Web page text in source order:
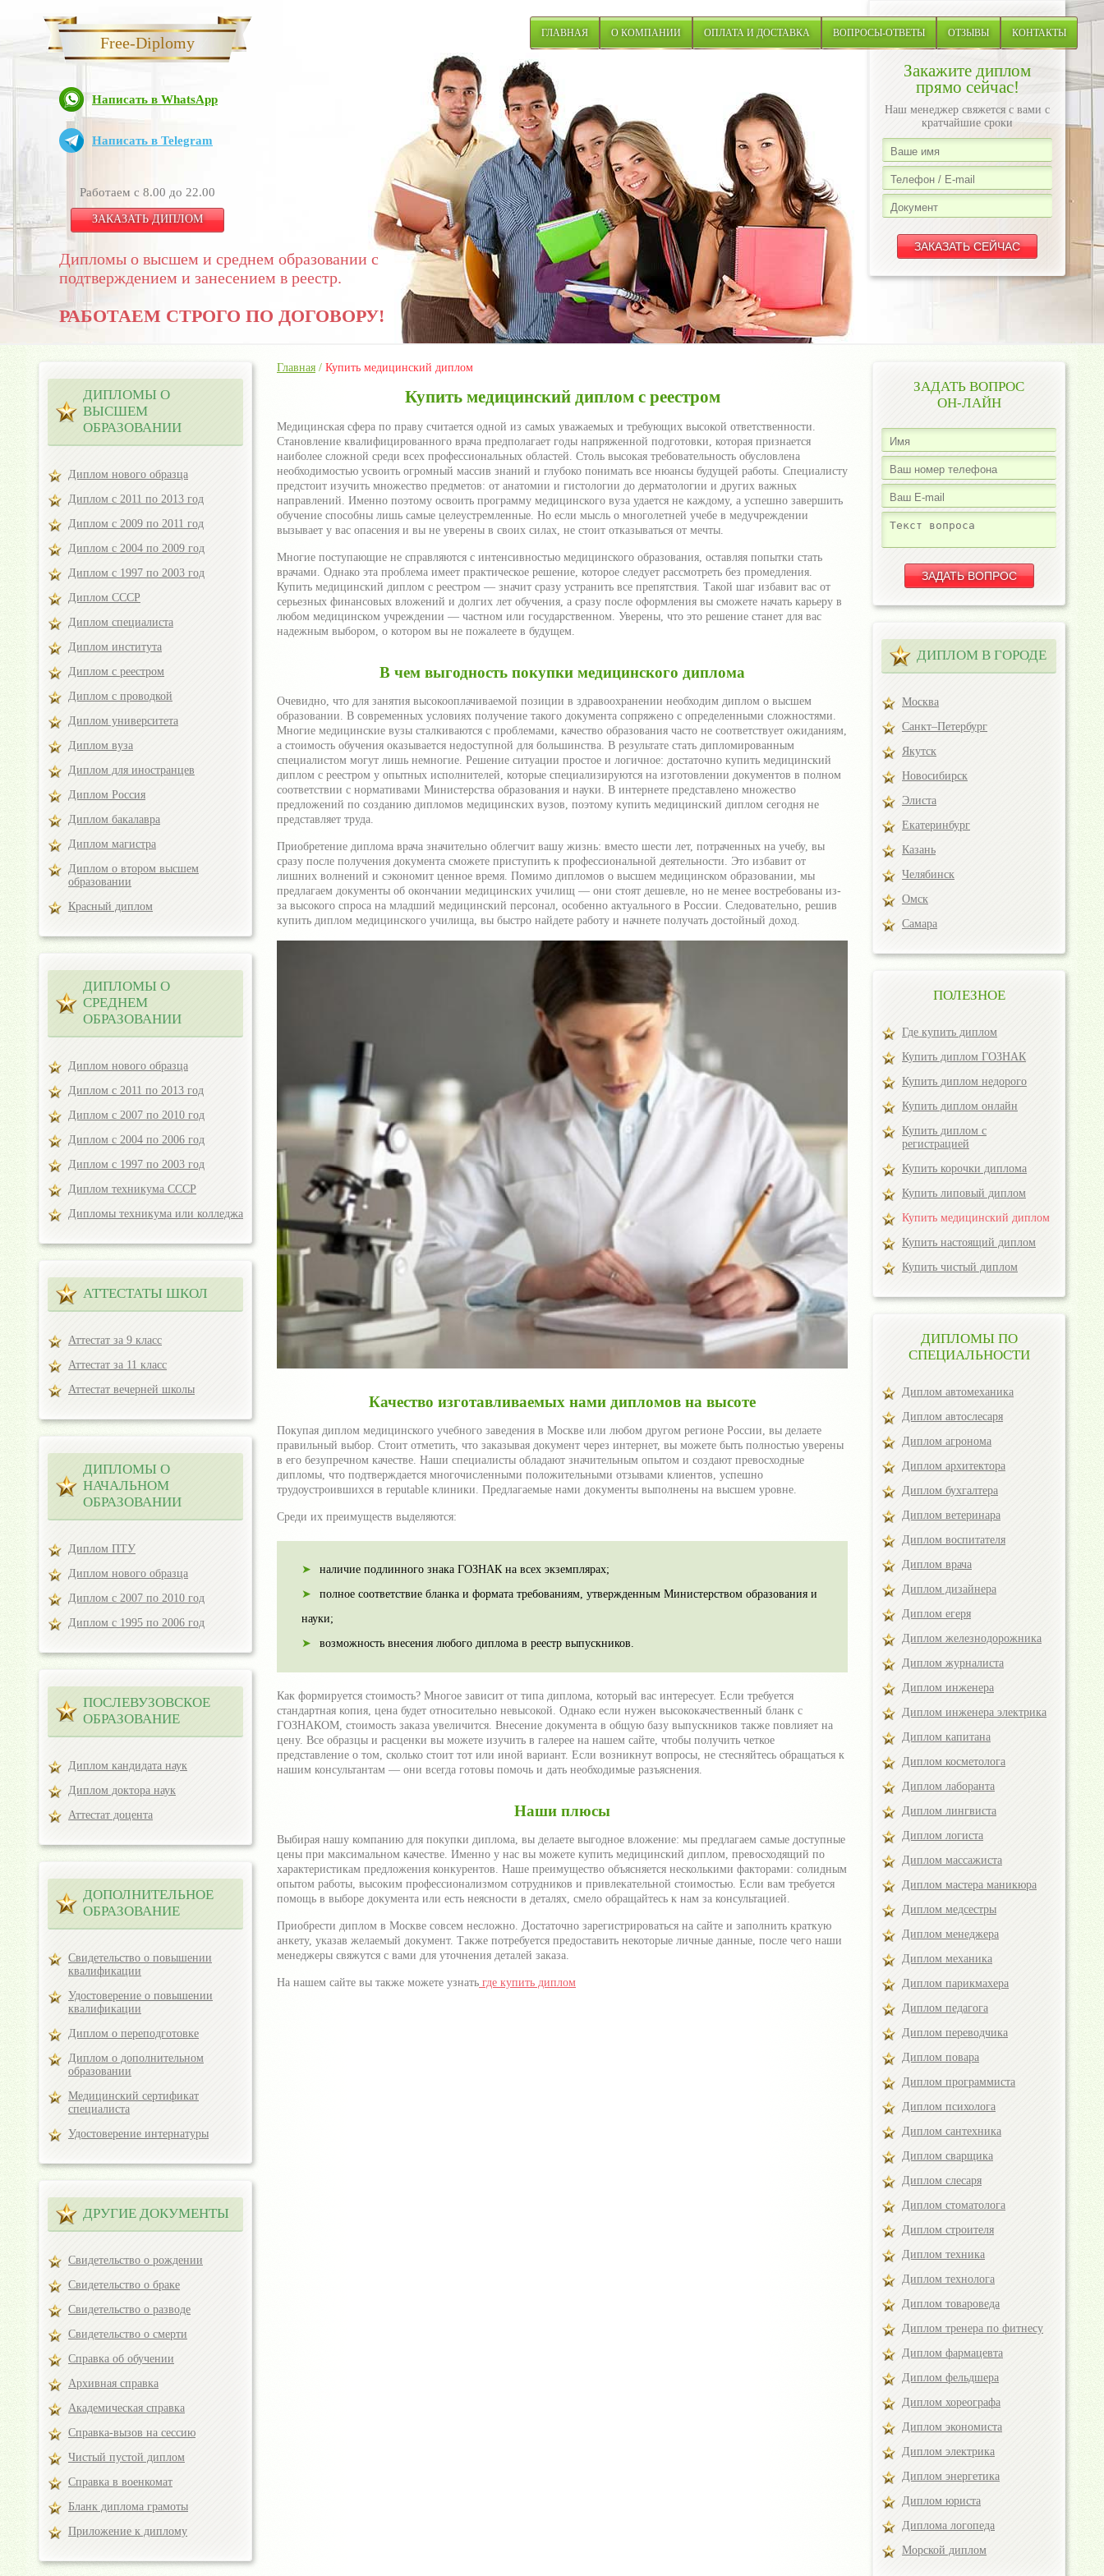
Free-Diplomy
Написать в WhatsApp
Написать в Telegram
Работаем с 8.00 до 22.00
ЗАКАЗАТЬ ДИПЛОМ
Дипломы о высшем и среднем образовании с
подтверждением и занесением в реестр.
РАБОТАЕМ СТРОГО ПО ДОГОВОРУ!
ГЛАВНАЯ О КОМПАНИИ ОПЛАТА И ДОСТАВКА ВОПРОСЫ-ОТВЕТЫ ОТЗЫВЫ КОНТАКТЫ
Закажите диплом
прямо сейчас!
Наш менеджер свяжется с вами с
кратчайшие сроки
Главная / Купить медицинский диплом
Купить медицинский диплом с реестром
Медицинская сфера по праву считается одной из самых уважаемых и требующих высокой ответственности.
Становление квалифицированного врача предполагает годы напряженной подготовки, которая признается
наиболее сложной среди всех профессиональных областей. Столь высокая требовательность обусловлена
необходимостью усвоить огромный массив знаний и глубоко понимать все нюансы будущей работы. Специалисту
предстоит изучить множество предметов: от анатомии и гистологии до дерматологии и других важных
направлений. Именно поэтому освоить программу медицинского вуза удается не каждому, а успешно завершить
обучение способны лишь самые целеустремленные. Но если мысль о многолетней учебе в медучреждении
вызывает у вас опасения и вы не уверены в своих силах, не стоит отказываться от мечты.
Многие поступающие не справляются с интенсивностью медицинского образования, оставляя попытки стать
врачами. Однако эта проблема имеет практическое решение, которое следует рассмотреть без промедления.
Купить медицинский диплом с реестром — значит сразу устранить все препятствия. Такой шаг избавит вас от
серьезных финансовых вложений и долгих лет обучения, а сразу после оформления вы сможете начать карьеру в
любом медицинском учреждении — частном или государственном. Уверены, что это решение станет для вас
надежным выбором, о котором вы не пожалеете в будущем.
В чем выгодность покупки медицинского диплома
Очевидно, что для занятия высокооплачиваемой позиции в здравоохранении необходим диплом о высшем
образовании. В современных условиях получение такого документа сопряжено с определенными сложностями.
Многие медицинские вузы сталкиваются с проблемами, качество образования часто не соответствует ожиданиям,
а стоимость обучения оказывается недоступной для большинства. В результате стать дипломированным
специалистом могут лишь немногие. Решение ситуации простое и логичное: достаточно купить медицинский
диплом с реестром у опытных исполнителей, которые специализируются на изготовлении документов в полном
соответствии с нормативами Министерства образования и науки. В интернете представлено множество
предложений по созданию дипломов медицинских вузов, поэтому купить медицинский диплом сегодня не
представляет труда.
Приобретение диплома врача значительно облегчит вашу жизнь: вместо шести лет, потраченных на учебу, вы
сразу после получения документа сможете приступить к профессиональной деятельности. Это избавит от
лишних волнений и сэкономит ценное время. Помимо дипломов о высшем медицинском образовании, мы
предлагаем документы об окончании медицинских училищ — они стоят дешевле, но не менее востребованы из-
за высокого спроса на младший медицинский персонал, особенно актуального в России. Следовательно, решив
купить диплом медицинского училища, вы быстро найдете работу и начнете получать достойный доход.
Качество изготавливаемых нами дипломов на высоте
Покупая диплом медицинского учебного заведения в Москве или любом другом регионе России, вы делаете
правильный выбор. Стоит отметить, что заказывая документ через интернет, вы можете быть полностью уверены
в его безупречном качестве. Наши специалисты обладают значительным опытом и создают превосходные
дипломы, что подтверждается многочисленными положительными отзывами клиентов, успешно
трудоустроившихся в reputable клиники. Предлагаемые нами документы выполнены на высшем уровне.
Среди их преимуществ выделяются:
наличие подлинного знака ГОЗНАК на всех экземплярах;
полное соответствие бланка и формата требованиям, утвержденным Министерством образования и
науки;
возможность внесения любого диплома в реестр выпускников.
Как формируется стоимость? Многое зависит от типа диплома, который вас интересует. Если требуется
стандартная копия, цена будет относительно невысокой. Однако если нужен высококачественный бланк с
ГОЗНАКОМ, стоимость заказа увеличится. Внесение документа в общую базу выпускников также повлияет на
цену. Все образцы и расценки вы можете изучить в галерее на нашем сайте, чтобы получить четкое
представление о том, сколько стоит тот или иной вариант. Если возникнут вопросы, не стесняйтесь обращаться к
нашим консультантам — они всегда готовы помочь и дать необходимые разъяснения.
Наши плюсы
Выбирая нашу компанию для покупки диплома, вы делаете выгодное вложение: мы предлагаем самые доступные
цены при максимальном качестве. Именно у нас вы можете купить медицинский диплом, превосходящий по
характеристикам предложения конкурентов. Наше преимущество объясняется несколькими факторами: солидным
опытом работы, высоким профессионализмом сотрудников и привлекательной стоимостью. Если вам требуется
помощь в выборе документа или есть неясности в деталях, смело обращайтесь к нам за консультацией.
Приобрести диплом в Москве совсем несложно. Достаточно зарегистрироваться на сайте и заполнить краткую
анкету, указав желаемый документ. Также потребуется предоставить некоторые личные данные, после чего наши
менеджеры свяжутся с вами для уточнения деталей заказа.
На нашем сайте вы также можете узнать где купить диплом
ДИПЛОМЫ О
ВЫСШЕМ
ОБРАЗОВАНИИ
Диплом нового образца
Диплом с 2011 по 2013 год
Диплом с 2009 по 2011 год
Диплом с 2004 по 2009 год
Диплом с 1997 по 2003 год
Диплом СССР
Диплом специалиста
Диплом института
Диплом с реестром
Диплом с проводкой
Диплом университета
Диплом вуза
Диплом для иностранцев
Диплом Россия
Диплом бакалавра
Диплом магистра
Диплом о втором высшем
образовании
Красный диплом
ДИПЛОМЫ О
СРЕДНЕМ
ОБРАЗОВАНИИ
Диплом нового образца
Диплом с 2011 по 2013 год
Диплом с 2007 по 2010 год
Диплом с 2004 по 2006 год
Диплом с 1997 по 2003 год
Диплом техникума СССР
Дипломы техникума или колледжа
АТТЕСТАТЫ ШКОЛ
Аттестат за 9 класс
Аттестат за 11 класс
Аттестат вечерней школы
ДИПЛОМЫ О
НАЧАЛЬНОМ
ОБРАЗОВАНИИ
Диплом ПТУ
Диплом нового образца
Диплом с 2007 по 2010 год
Диплом с 1995 по 2006 год
ПОСЛЕВУЗОВСКОЕ
ОБРАЗОВАНИЕ
Диплом кандидата наук
Диплом доктора наук
Аттестат доцента
ДОПОЛНИТЕЛЬНОЕ
ОБРАЗОВАНИЕ
Свидетельство о повышении
квалификации
Удостоверение о повышении
квалификации
Диплом о переподготовке
Диплом о дополнительном
образовании
Медицинский сертификат
специалиста
Удостоверение интернатуры
ДРУГИЕ ДОКУМЕНТЫ
Свидетельство о рождении
Свидетельство о браке
Свидетельство о разводе
Свидетельство о смерти
Справка об обучении
Архивная справка
Академическая справка
Справка-вызов на сессию
Чистый пустой диплом
Справка в военкомат
Бланк диплома грамоты
Приложение к диплому
ЗАДАТЬ ВОПРОС
ОН-ЛАЙН
ДИПЛОМ В ГОРОДЕ
Москва
Санкт–Петербург
Якутск
Новосибирск
Элиста
Екатеринбург
Казань
Челябинск
Омск
Самара
ПОЛЕЗНОЕ
Где купить диплом
Купить диплом ГОЗНАК
Купить диплом недорого
Купить диплом онлайн
Купить диплом с
регистрацией
Купить корочки диплома
Купить липовый диплом
Купить медицинский диплом
Купить настоящий диплом
Купить чистый диплом
ДИПЛОМЫ ПО
СПЕЦИАЛЬНОСТИ
Диплом автомеханика
Диплом автослесаря
Диплом агронома
Диплом архитектора
Диплом бухгалтера
Диплом ветеринара
Диплом воспитателя
Диплом врача
Диплом дизайнера
Диплом егеря
Диплом железнодорожника
Диплом журналиста
Диплом инженера
Диплом инженера электрика
Диплом капитана
Диплом косметолога
Диплом лаборанта
Диплом лингвиста
Диплом логиста
Диплом массажиста
Диплом мастера маникюра
Диплом медсестры
Диплом менеджера
Диплом механика
Диплом парикмахера
Диплом педагога
Диплом переводчика
Диплом повара
Диплом программиста
Диплом психолога
Диплом сантехника
Диплом сварщика
Диплом слесаря
Диплом стоматолога
Диплом строителя
Диплом техника
Диплом технолога
Диплом товароведа
Диплом тренера по фитнесу
Диплом фармацевта
Диплом фельдшера
Диплом хореографа
Диплом экономиста
Диплом электрика
Диплом энергетика
Диплом юриста
Диплома логопеда
Морской диплом